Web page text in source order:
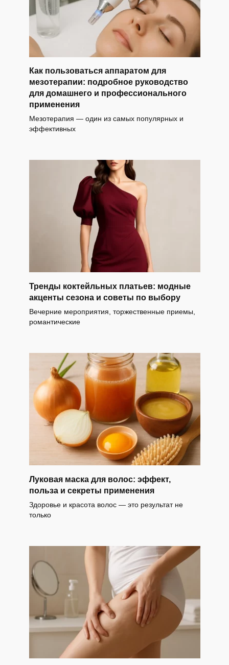
Как пользоваться аппаратом для
мезотерапии: подробное руководство
для домашнего и профессионального
применения
Мезотерапия — один из самых популярных и
эффективных
Тренды коктейльных платьев: модные
акценты сезона и советы по выбору
Вечерние мероприятия, торжественные приемы,
романтические
Луковая маска для волос: эффект,
польза и секреты применения
Здоровье и красота волос — это результат не
только